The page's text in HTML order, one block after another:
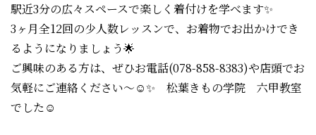
駅近3分の広々スペースで楽しく着付けを学べます✨
3ヶ月全12回の少人数レッスンで、お着物でお出かけでき
るようになりましょう🌟
ご興味のある方は、ぜひお電話(078-858-8383)や店頭でお
気軽にご連絡ください〜☺️✨ 松葉きもの学院 六甲教室
でした☺️